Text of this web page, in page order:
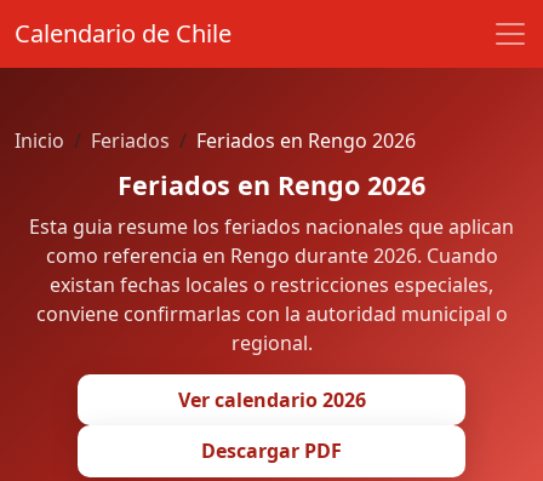
Calendario de Chile
Inicio Feriados Feriados en Rengo 2026
Feriados en Rengo 2026
Esta guia resume los feriados nacionales que aplican
como referencia en Rengo durante 2026. Cuando
existan fechas locales o restricciones especiales,
conviene confirmarlas con la autoridad municipal o
regional.
Ver calendario 2026
Descargar PDF